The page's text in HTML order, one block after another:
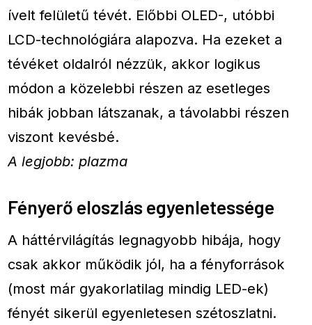
ívelt felületű tévét. Előbbi OLED-, utóbbi
LCD-technológiára alapozva. Ha ezeket a
tévéket oldalról nézzük, akkor logikus
módon a közelebbi részen az esetleges
hibák jobban látszanak, a távolabbi részen
viszont kevésbé.
A legjobb: plazma
Fényerő eloszlás egyenletessége
A háttérvilágítás legnagyobb hibája, hogy
csak akkor működik jól, ha a fényforrások
(most már gyakorlatilag mindig LED-ek)
fényét sikerül egyenletesen szétoszlatni.